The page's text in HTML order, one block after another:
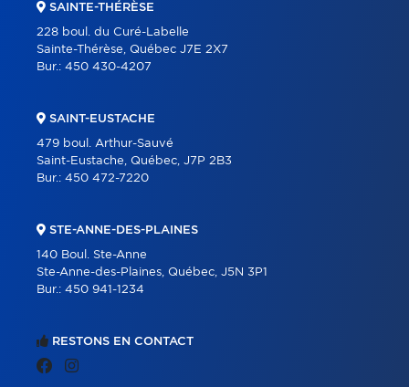
RESTONS EN CONTACT
SAINTE-THÉRÈSE
228 boul. du Curé-Labelle
Sainte-Thérèse, Québec J7E 2X7
Bur.: 450 430-4207
SAINT-EUSTACHE
479 boul. Arthur-Sauvé
Saint-Eustache, Québec, J7P 2B3
Bur.: 450 472-7220
STE-ANNE-DES-PLAINES
140 Boul. Ste-Anne
Ste-Anne-des-Plaines, Québec, J5N 3P1
Bur.: 450 941-1234